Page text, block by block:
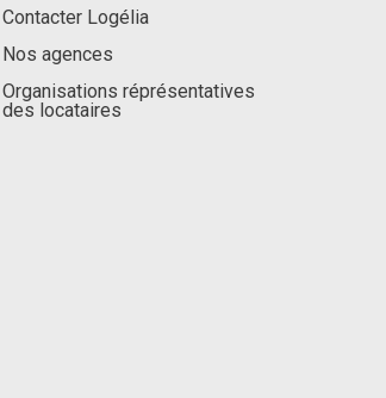
Contacter Logélia
Nos agences
Organisations réprésentatives
des locataires